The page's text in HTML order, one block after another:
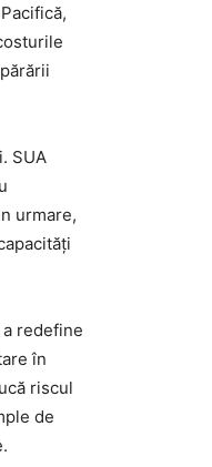
SUA
urmare,
redefine
în
riscul
de